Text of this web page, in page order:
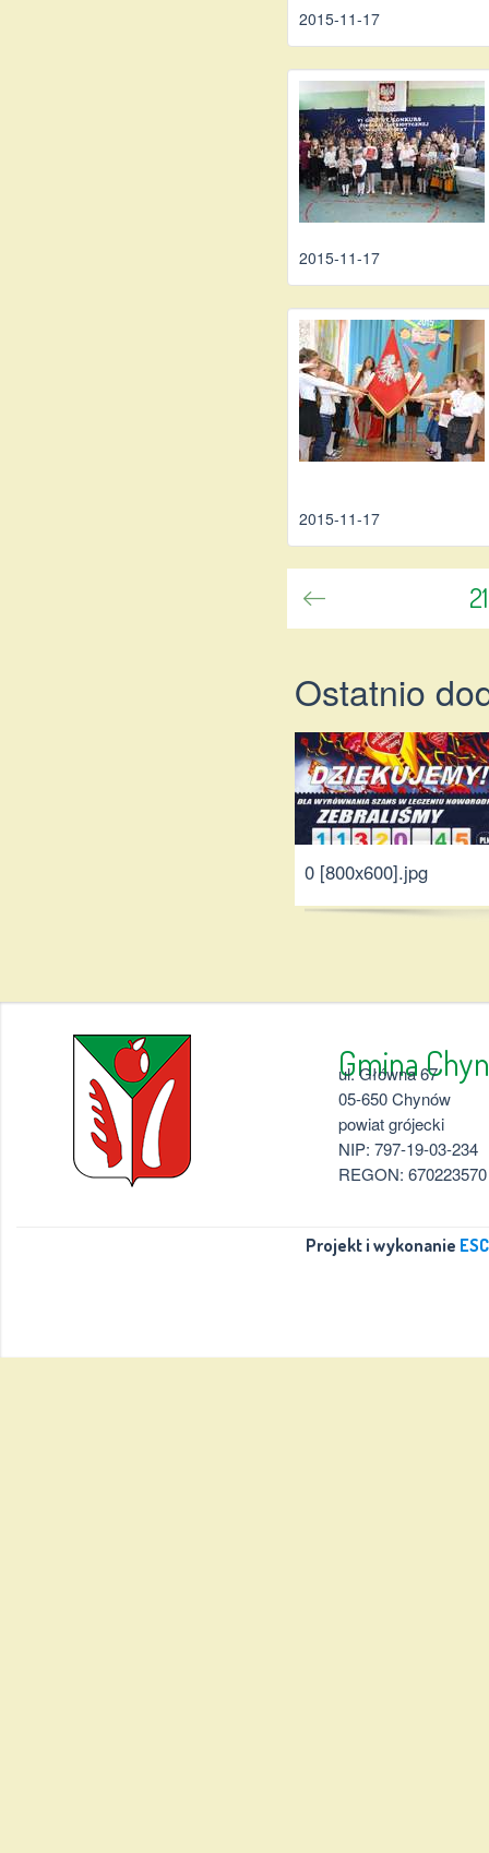
2015-11-17
2015-11-17
2015-11-17
Ostatnio
0 [800x600].jpg
Gmina
ul. Główna 67
05-650 Chynów
powiat grójecki
NIP: 797-19-03-234
REGON: 670223570
Projekt i wykonanie ESC